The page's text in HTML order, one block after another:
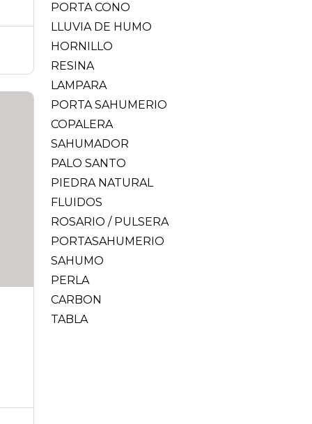
PORTA CONO
LLUVIA DE HUMO
HORNILLO
RESINA
LAMPARA
PORTA SAHUMERIO
COPALERA
SAHUMADOR
PALO SANTO
PIEDRA NATURAL
FLUIDOS
ROSARIO / PULSERA
PORTASAHUMERIO
SAHUMO
PERLA
CARBON
TABLA